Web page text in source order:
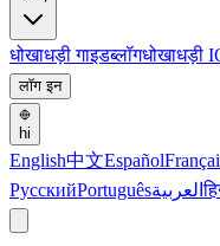
धोखाधड़ी गाइडब्लॉगधोखाधड़ी
लॉग इन
hi
English中文Español
РусскийPortuguêsالعربية